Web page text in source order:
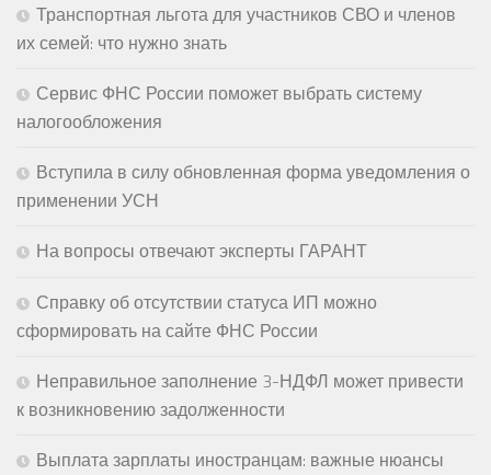
Транспортная льгота для участников СВО и членов
их семей: что нужно знать
Сервис ФНС России поможет выбрать систему
налогообложения
Вступила в силу обновленная форма уведомления о
применении УСН
На вопросы отвечают эксперты ГАРАНТ
Справку об отсутствии статуса ИП можно
сформировать на сайте ФНС России
Неправильное заполнение 3-НДФЛ может привести
к возникновению задолженности
Выплата зарплаты иностранцам: важные нюансы